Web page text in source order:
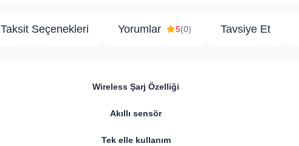
Taksit Seçenekleri Yorumlar 5(0) Tavsiye Et
Wireless Şarj Özelliği
Akıllı sensör
Tek elle kullanım